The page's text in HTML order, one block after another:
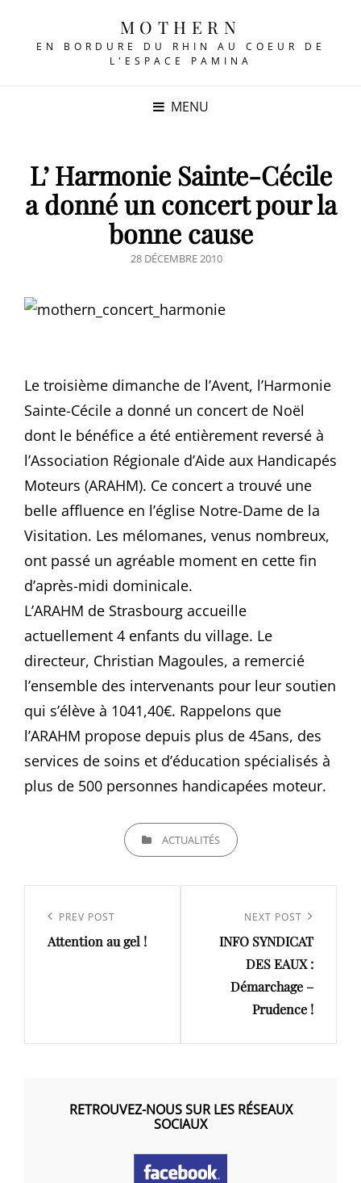
MOTHERN
EN BORDURE DU RHIN AU COEUR DE
L'ESPACE PAMINA
MENU
L’ Harmonie Sainte-Cécile
a donné un concert pour la
bonne cause
POSTED
28 DÉCEMBRE 2010
Le troisième dimanche de l’Avent, l’Harmonie
Sainte-Cécile a donné un concert de Noël
dont le bénéfice a été entièrement reversé à
l’Association Régionale d’Aide aux Handicapés
Moteurs (ARAHM). Ce concert a trouvé une
belle affluence en l’église Notre-Dame de la
Visitation. Les mélomanes, venus nombreux,
ont passé un agréable moment en cette fin
d’après-midi dominicale.
L’ARAHM de Strasbourg accueille
actuellement 4 enfants du village. Le
directeur, Christian Magoules, a remercié
l’ensemble des intervenants pour leur soutien
qui s’élève à 1041,40€. Rappelons que
l’ARAHM propose depuis plus de 45ans, des
services de soins et d’éducation spécialisés à
plus de 500 personnes handicapées moteur.
CATEGORIESACTUALITÉS
l’article
Previous
Post
PREV POST
Attention au gel !
Post
NEXT POST
INFO SYNDICAT
DES EAUX :
Démarchage –
Prudence !
RETROUVEZ-NOUS SUR LES RÉSEAUX
SOCIAUX